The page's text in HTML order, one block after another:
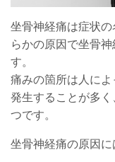
坐骨神経痛は症状
らかの原因で坐骨
す。
痛みの箇所は人に
発生することが多
つです。
坐骨神経痛の原因に